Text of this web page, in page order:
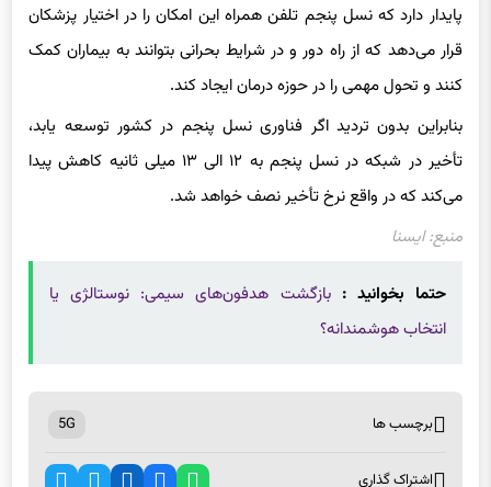
پایدار دارد که نسل پنجم تلفن همراه این امکان را در اختیار پزشکان
قرار می‌دهد که از راه دور و در شرایط بحرانی بتوانند به بیماران کمک
کنند و تحول مهمی را در حوزه درمان ایجاد کند.
بنابراین بدون تردید اگر فناوری نسل پنجم در کشور توسعه یابد،
تأخیر در شبکه در نسل پنجم به ۱۲ الی ۱۳ میلی ثانیه کاهش پیدا
می‌کند که در واقع نرخ تأخیر نصف خواهد شد.
منبع: ایسنا
حتما بخوانید :بازگشت هدفون‌های سیمی: نوستالژی یا
انتخاب هوشمندانه؟
برچسب ها 5G
اشتراک گذاری